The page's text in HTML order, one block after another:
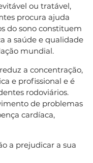
ou tratável,
procura ajuda
do sono constituem
a saúde e qualidade
mundial.
a concentração,
e profissional e é
rodoviários.
de problemas
cardíaca,
a prejudicar a sua